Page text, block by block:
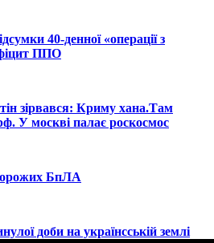
40-денної «операції з
ППО
зірвався: Криму хана.Там
У москві палає роскосмос
БпЛА
доби на українсській землі